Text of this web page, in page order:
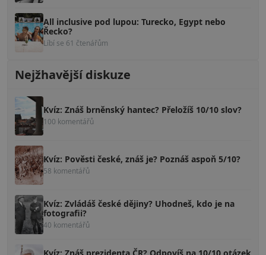
All inclusive pod lupou: Turecko, Egypt nebo
Řecko?
Líbí se 61 čtenářům
Nejžhavější diskuze
Kvíz: Znáš brněnský hantec? Přeložíš 10/10 slov?
100 komentářů
Kvíz: Pověsti české, znáš je? Poznáš aspoň 5/10?
58 komentářů
Kvíz: Zvládáš české dějiny? Uhodneš, kdo je na
fotografii?
40 komentářů